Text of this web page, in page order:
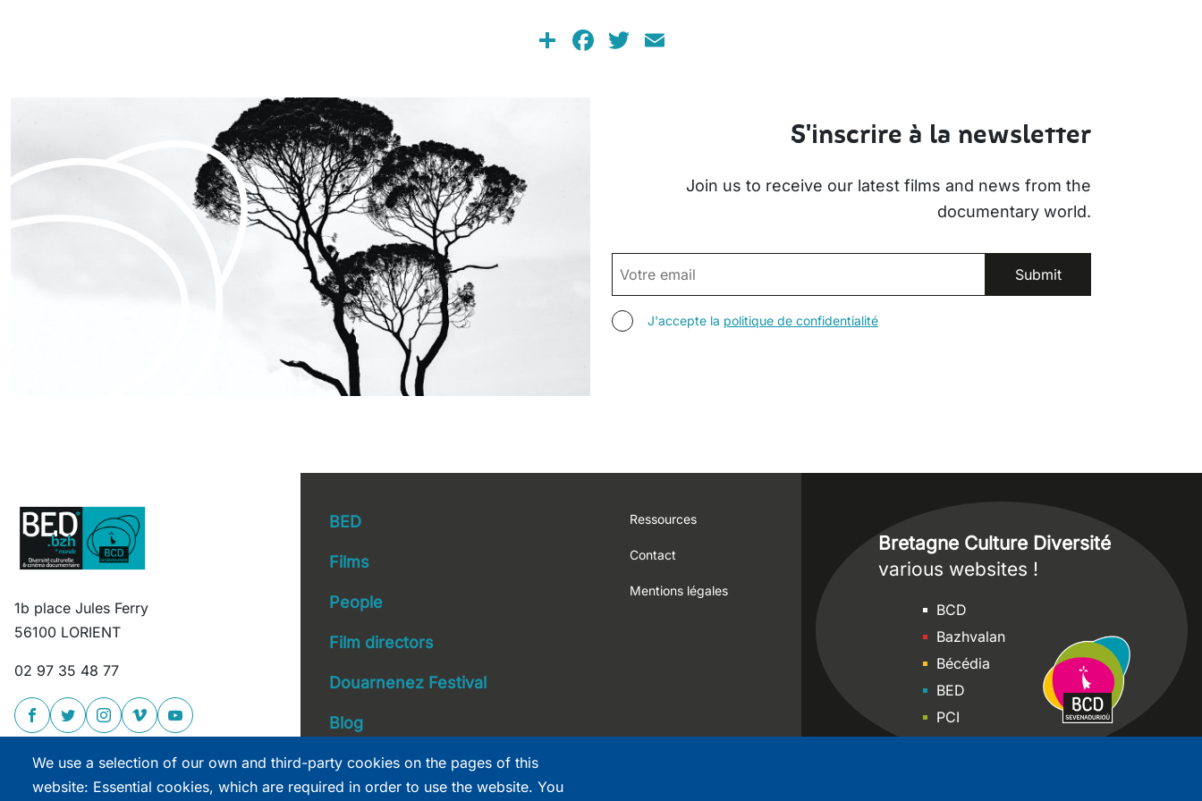
ShareFacebook
Twitter
S'inscrire à la newsletter
Join us to receive our latest films and news from the
documentary world.
EMAIL
AGREE TERMS
J'accepte la politique de confidentialité
1b place Jules Ferry
56100 LORIENT
02 97 35 48 77
Main navigation
BED
Films
People
Film directors
Douarnenez Festival
Blog
Footer
Ressources
Contact
Mentions légales
Bretagne Culture Diversité
various websites !
SitesBCD
Bazhvalan
Bécédia
BED
PCI
We use a selection of our own and third-party cookies on the pages of this
website: Essential cookies, which are required in order to use the website. You